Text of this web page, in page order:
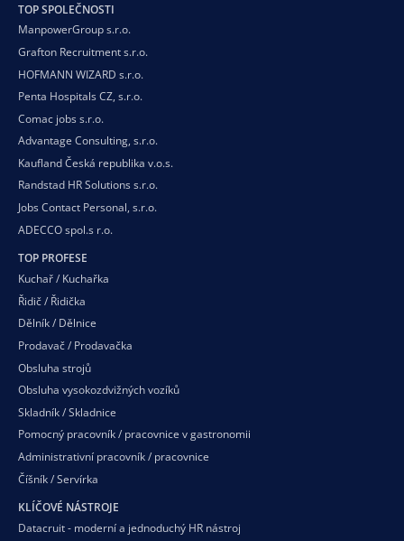
TOP SPOLEČNOSTI
ManpowerGroup s.r.o.
Grafton Recruitment s.r.o.
HOFMANN WIZARD s.r.o.
Penta Hospitals CZ, s.r.o.
Comac jobs s.r.o.
Advantage Consulting, s.r.o.
Kaufland Česká republika v.o.s.
Randstad HR Solutions s.r.o.
Jobs Contact Personal, s.r.o.
ADECCO spol.s r.o.
TOP PROFESE
Kuchař / Kuchařka
Řidič / Řidička
Dělník / Dělnice
Prodavač / Prodavačka
Obsluha strojů
Obsluha vysokozdvižných vozíků
Skladník / Skladnice
Pomocný pracovník / pracovnice v gastronomii
Administrativní pracovník / pracovnice
Číšník / Servírka
KLÍČOVÉ NÁSTROJE
Datacruit - moderní a jednoduchý HR nástroj